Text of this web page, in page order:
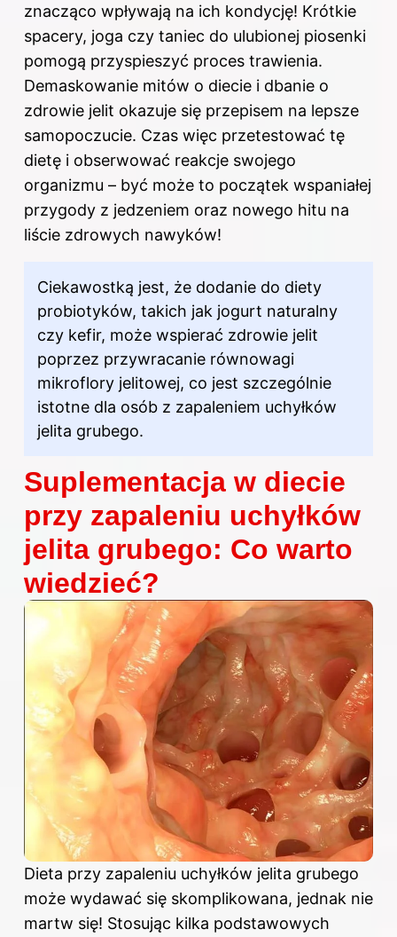
znacząco wpływają na ich kondycję! Krótkie
spacery, joga czy taniec do ulubionej piosenki
pomogą przyspieszyć proces trawienia.
Demaskowanie mitów o diecie i dbanie o
zdrowie jelit okazuje się przepisem na lepsze
samopoczucie. Czas więc przetestować tę
dietę i obserwować reakcje swojego
organizmu – być może to początek wspaniałej
przygody z jedzeniem oraz nowego hitu na
liście zdrowych nawyków!
Ciekawostką jest, że dodanie do diety
probiotyków, takich jak jogurt naturalny
czy kefir, może wspierać zdrowie jelit
poprzez przywracanie równowagi
mikroflory jelitowej, co jest szczególnie
istotne dla osób z zapaleniem uchyłków
jelita grubego.
Suplementacja w diecie
przy zapaleniu uchyłków
jelita grubego: Co warto
wiedzieć?
Dieta przy zapaleniu uchyłków jelita grubego
może wydawać się skomplikowana, jednak nie
martw się! Stosując kilka podstawowych